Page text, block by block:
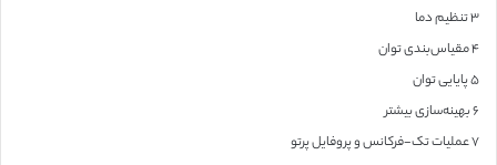
۳ تنظیم دما
۴ مقیاس‌بندی توان
۵ پایایی توان
۶ بهینه‌سازی بیشتر
۷ عملیات تک-فرکانس و پروفایل پرتو